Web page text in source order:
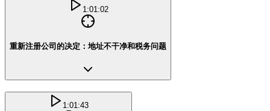
1:01:02
重新注册公司的决定：地址不干净和税务问题
1:01:43